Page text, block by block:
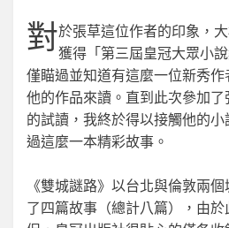
對於張草這位作者的印象，
獲得「第三屆皇冠大眾小
僅瞄過並知道有這麼一位新秀
他的作品來讀。直到此次參加了
的試讀，我終於得以接觸他的
過這麼一本精彩故事。
《雙城謎路》以台北與倫敦兩
了四篇故事（總計八篇），由